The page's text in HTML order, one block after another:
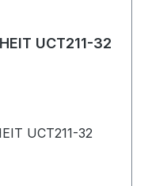
UCT211-32
UCT211-32